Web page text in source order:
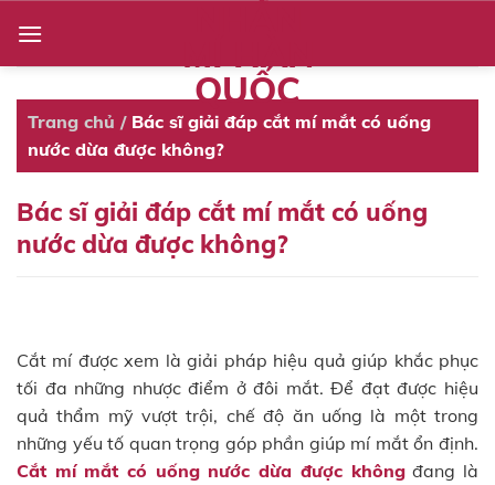
content
MÍ HÀN
QUỐC
Trang chủ / Bác sĩ giải đáp cắt mí mắt có uống
nước dừa được không?
Bác sĩ giải đáp cắt mí mắt có uống
nước dừa được không?
Cắt mí được xem là giải pháp hiệu quả giúp khắc phục
tối đa những nhược điểm ở đôi mắt. Để đạt được hiệu
quả thẩm mỹ vượt trội, chế độ ăn uống là một trong
những yếu tố quan trọng góp phần giúp mí mắt ổn định.
Cắt mí mắt có uống nước dừa được khôngđang là